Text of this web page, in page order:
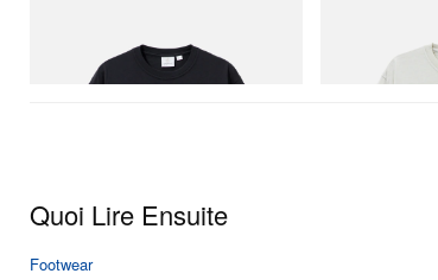
Acheter maintenant
Acheter maintenant
Quoi Lire Ensuite
Footwear